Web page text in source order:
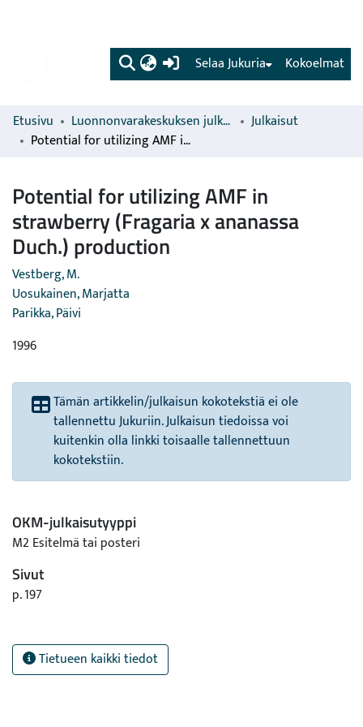
(current) Kokoelmat
Selaa Jukuria
Etusivu Luonnonvarakeskuksen julkaisut
Julkaisut
Potential for utilizing AMF in strawberry (Fragaria x ananassa Duch.) production
Potential for utilizing AMF in
strawberry (Fragaria x ananassa
Duch.) production
Vestberg, M.
Uosukainen, Marjatta
Parikka, Päivi
1996
Tämän artikkelin/julkaisun kokotekstiä ei ole
tallennettu Jukuriin. Julkaisun tiedoissa voi
kuitenkin olla linkki toisaalle tallennettuun
kokotekstiin.
OKM-julkaisutyyppi
M2 Esitelmä tai posteri
Sivut
p. 197
Tietueen kaikki tiedot